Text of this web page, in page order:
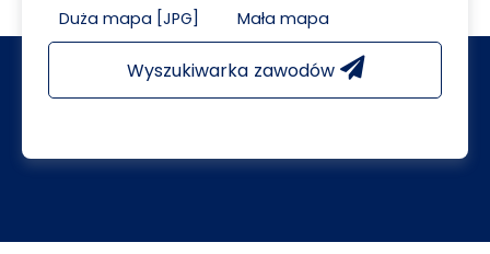
Duża mapa [JPG] Mała mapa
Wyszukiwarka zawodów